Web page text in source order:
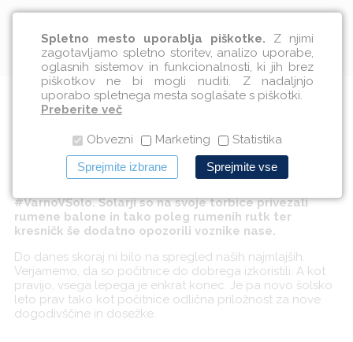
Slovenščina
#VarnoVŠolo
Celotno Slovenijo so danes preplavili rumeni
#VarnoVŠolo. Šolarji so na svoje torbice privezali
rumene balone in tako poleg rumenih rutk ter
kresničk še dodatno opozorili voznike nase.
Do danes skoraj ni bilo na spregled naših najmlajših.
Verjamemo, da so počitnice do dobrega izkoristili. A kot
pravijo, vsega lepega je enkrat konec. Je pa novo šolsko
leto prav tako kot počitnice odlična priložnost za nove
dogodivščine in dosežke.
Spletno mesto uporablja piškotke. Z njimi
zagotavljamo spletno storitev, analizo uporabe,
oglasnih sistemov in funkcionalnosti, ki jih brez
piškotkov ne bi mogli nuditi. Z nadaljnjo
uporabo spletnega mesta soglašate s piškotki.
Preberite več
Obvezni Marketing Statistika
Sprejmite izbrane Sprejmite vse